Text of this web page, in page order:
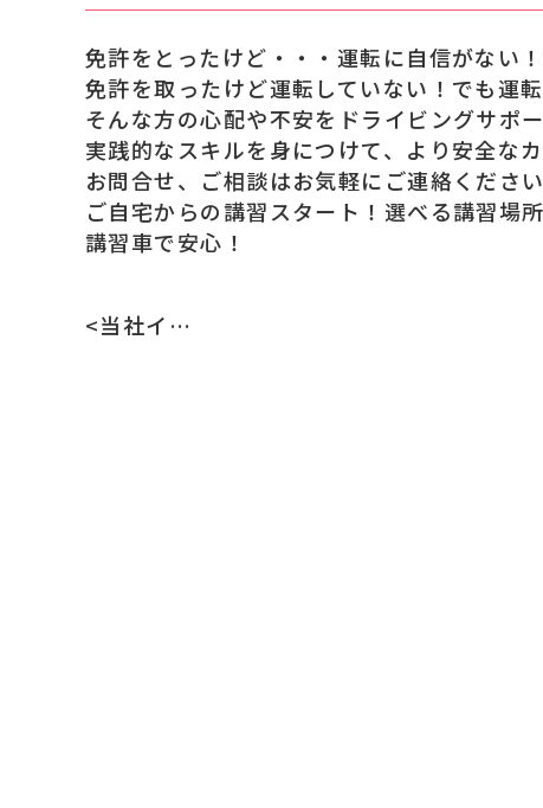
免許をとったけど・・・運転に自信がない
免許を取ったけど運転していない！でも運転
そんな方の心配や不安をドライビングサポ
実践的なスキルを身につけて、より安全な
お問合せ、ご相談はお気軽にご連絡ください
ご自宅からの講習スタート！選べる講習場
講習車で安心！
< 当社インストラクターは！